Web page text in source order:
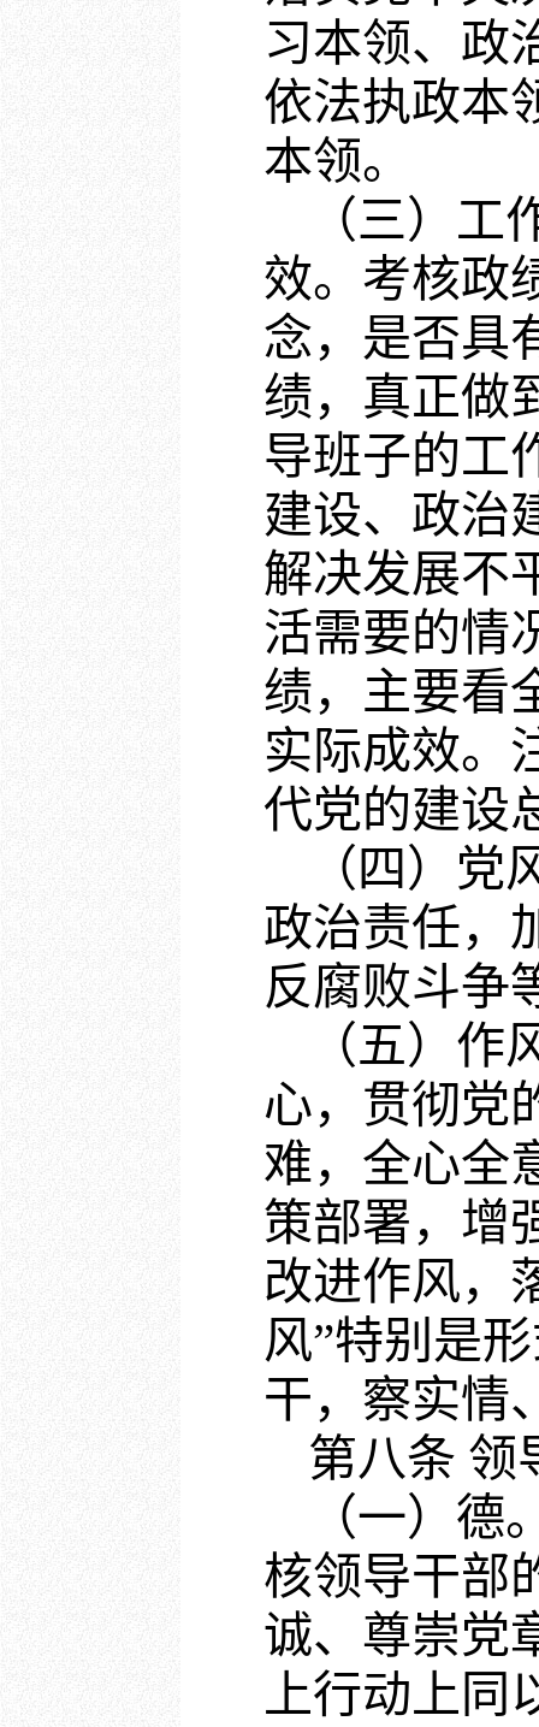
习本领、政
依法执政本
本领。
（三）
效。考核政
念，是否具
绩，真正做
导班子的工
建设、政治
解决发展不
活需要的情
绩，主要看
实际成效。
代党的建设
（四）
政治责任，
反腐败斗争
（五）
心，贯彻党
难，全心全
策部署，增
改进作风，
风”特别是
干，察实情
第八条 领
（一）
核领导干部
诚、尊崇党
上行动上